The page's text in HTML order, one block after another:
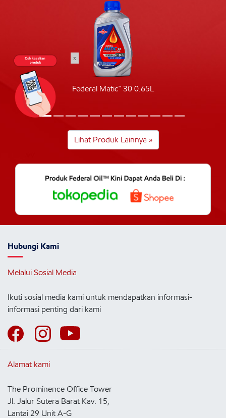
Federal Matic™ 30 0.65L
Lihat Produk Lainnya »
Hubungi Kami
Melalui Sosial Media
Ikuti sosial media kami untuk mendapatkan informasi-
informasi penting dari kami
Alamat kami
The Prominence Office Tower
Jl. Jalur Sutera Barat Kav. 15,
Lantai 29 Unit A-G
x